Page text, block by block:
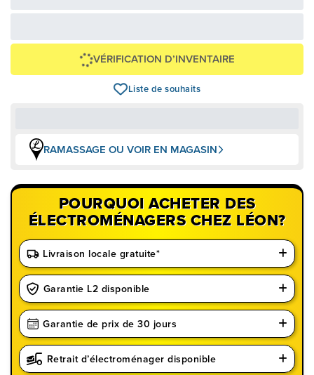
VÉRIFICATION D’INVENTAIRE
Liste de souhaits
RAMASSAGE OU VOIR EN MAGASIN
POURQUOI ACHETER DES
ÉLECTROMÉNAGERS CHEZ LÉON?
Livraison locale gratuite*
Garantie L2 disponible
Garantie de prix de 30 jours
Retrait d’électroménager disponible